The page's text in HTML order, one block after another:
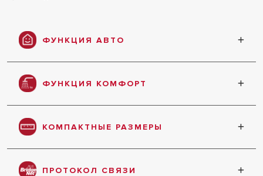
ФУНКЦИЯ АВТО
Погодозависимая автоматика обеспечивает
максимальный комфорт, экономию
энергоресурсов и простоту эксплуатации
ФУНКЦИЯ КОМФОРТ
Ускоренная подача горячей воды менее чем за
5 секунд
КОМПАКТНЫЕ РАЗМЕРЫ
Небольшие размеры котла позволяют легко
установить его в ограниченном пространстве
ПРОТОКОЛ СВЯЗИ